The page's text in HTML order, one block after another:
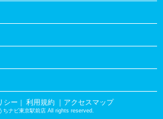
シー 利用規約 ｜アクセスマップ
ちナビ東京駅前店 All rights reserved.